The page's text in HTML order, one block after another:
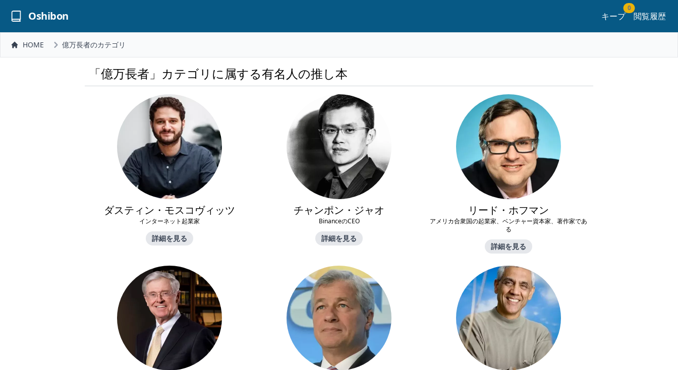
Oshibon キープ
0
閲覧履歴
HOME 億万長者のカテゴリ
「億万長者」カテゴリに属する有名人の推し本
ダスティン・モスコヴィッツ
インターネット起業家
詳細を見る
チャンポン・ジャオ
BinanceのCEO
詳細を見る
リード・ホフマン
アメリカ合衆国の起業家、ベンチャー資本家、著作家であ
る
詳細を見る